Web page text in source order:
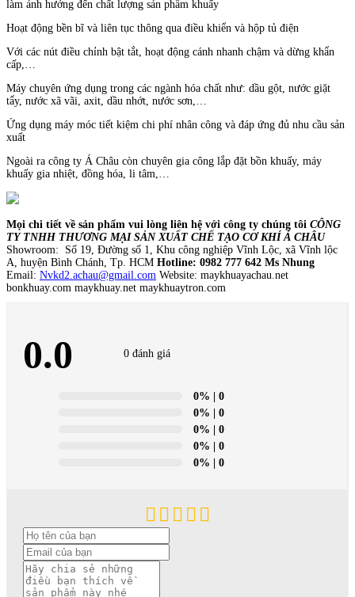
làm ảnh hưởng đến chất lượng sản phẩm khuấy
Hoạt động bền bĩ và liên tục thông qua điều khiển và hộp tủ điện
Với các nút điều chỉnh bật tắt, hoạt động cánh nhanh chậm và dừng khẩn
cấp,…
Máy chuyên ứng dụng trong các ngành hóa chất như: dầu gột, nước giặt
tẩy, nước xã vãi, axit, dầu nhớt, nước sơn,…
Ứng dụng máy móc tiết kiệm chi phí nhân công và đáp ứng đủ nhu cầu sản
xuất
Ngoài ra công ty Á Châu còn chuyên gia công lắp đặt bồn khuấy, máy
khuấy gia nhiệt, đồng hóa, li tâm,…
Mọi chi tiết về sản phẩm vui lòng liên hệ với công ty chúng tôi CÔNG
TY TNHH THƯƠNG MẠI SẢN XUẤT CHẾ TẠO CƠ KHÍ Á CHÂU
Showroom: Số 19, Đường số 1, Khu công nghiệp Vĩnh Lộc, xã Vĩnh lộc
A, huyện Bình Chánh, Tp. HCM Hotline: 0982 777 642 Ms Nhung
Email: Nvkd2.achau@gmail.com Website: maykhuayachau.net
bonkhuay.com maykhuay.net maykhuaytron.com
0.0 0 đánh giá
0% | 0
0% | 0
0% | 0
0% | 0
0% | 0